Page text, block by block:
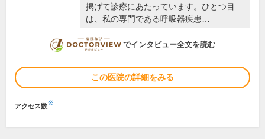
掲げて診療にあたっています。ひとつ目
は、私の専門である呼吸器疾患…
DOCTORVIEW
でインタビュー全文を読む
この医院の詳細をみる
アクセス数※